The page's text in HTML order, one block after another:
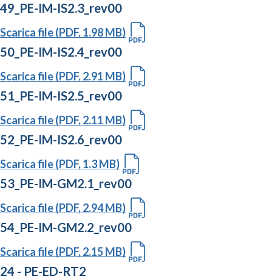
49_PE-IM-IS2.3_rev00
Scarica file (PDF, 1.98 MB)
50_PE-IM-IS2.4_rev00
Scarica file (PDF, 2.91 MB)
51_PE-IM-IS2.5_rev00
Scarica file (PDF, 2.11 MB)
52_PE-IM-IS2.6_rev00
Scarica file (PDF, 1.3 MB)
53_PE-IM-GM2.1_rev00
Scarica file (PDF, 2.94 MB)
54_PE-IM-GM2.2_rev00
Scarica file (PDF, 2.15 MB)
24 - PE-ED-RT2